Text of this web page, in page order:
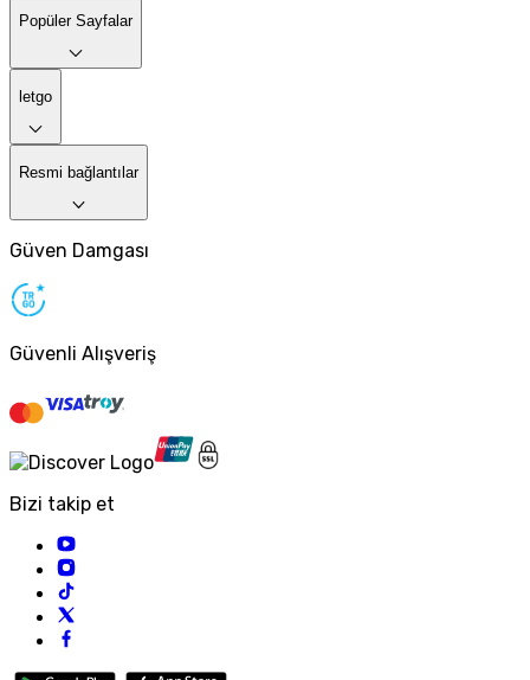
Popüler Sayfalar
letgo
Resmi bağlantılar
Güven Damgası
Güvenli Alışveriş
Bizi takip et